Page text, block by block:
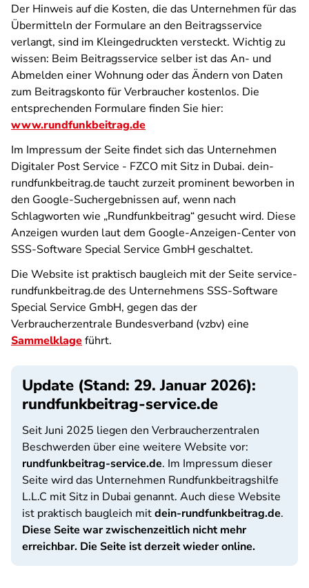
Der Hinweis auf die Kosten, die das Unternehmen für das
Übermitteln der Formulare an den Beitragsservice
verlangt, sind im Kleingedruckten versteckt. Wichtig zu
wissen: Beim Beitragsservice selber ist das An- und
Abmelden einer Wohnung oder das Ändern von Daten
zum Beitragskonto für Verbraucher kostenlos. Die
entsprechenden Formulare finden Sie hier:
www.rundfunkbeitrag.de
Im Impressum der Seite findet sich das Unternehmen
Digitaler Post Service - FZCO mit Sitz in Dubai. dein-
rundfunkbeitrag.de taucht zurzeit prominent beworben in
den Google-Suchergebnissen auf, wenn nach
Schlagworten wie „Rundfunkbeitrag“ gesucht wird. Diese
Anzeigen wurden laut dem Google-Anzeigen-Center von
SSS-Software Special Service GmbH geschaltet.
Die Website ist praktisch baugleich mit der Seite service-
rundfunkbeitrag.de des Unternehmens SSS-Software
Special Service GmbH, gegen das der
Verbraucherzentrale Bundesverband (vzbv) eine
Sammelklageführt.
Update (Stand: 29. Januar 2026):
rundfunkbeitrag-service.de
Seit Juni 2025 liegen den Verbraucherzentralen
Beschwerden über eine weitere Website vor:
rundfunkbeitrag-service.de. Im Impressum dieser
Seite wird das Unternehmen Rundfunkbeitragshilfe
L.L.C mit Sitz in Dubai genannt. Auch diese Website
ist praktisch baugleich mitdein-rundfunkbeitrag.de.
Diese Seite war zwischenzeitlich nicht mehr
erreichbar. Die Seite ist derzeit wieder online.